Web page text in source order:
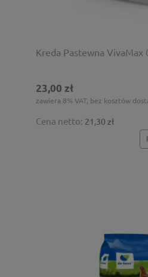
Kreda Pastewna VivaMax
23,00 zł
zawiera 8% VAT, bez kosztów
Cena netto: 21,30 zł